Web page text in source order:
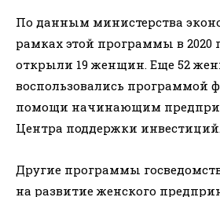
По данным министерства
рамках этой программы в 2020
открыли 19 женщин. Еще 52
воспользовались программой
помощи начинающим
Центра поддержки
Другие программы
на развитие женского